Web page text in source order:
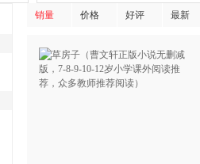
销量 价格 好评 最新